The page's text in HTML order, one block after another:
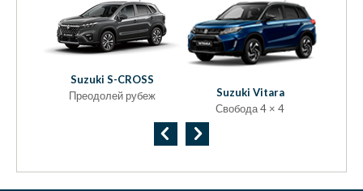
Suzuki S-CROSS
Преодолей рубеж
Suzuki Vitara
Свобода 4 × 4